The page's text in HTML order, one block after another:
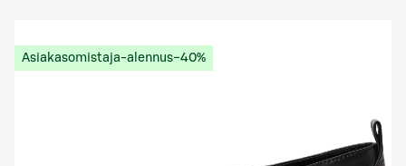
Asiakasomistaja-alennus−40%